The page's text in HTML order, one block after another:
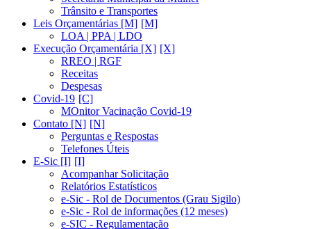
Trânsito e Transportes
Leis Orçamentárias [M]
LOA | PPA | LDO
Execução Orçamentária [X]
RREO | RGF
Receitas
Despesas
Covid-19
MOnitor Vacinação Covid-19
Contato [N]
Perguntas e Respostas
Telefones Úteis
E-Sic [I]
Acompanhar Solicitação
Relatórios Estatísticos
e-Sic - Rol de Documentos (Grau Sigilo)
e-Sic - Rol de informações (12 meses)
e-SIC - Regulamentação